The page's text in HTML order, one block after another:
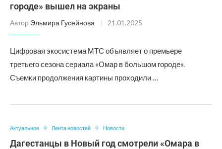
городе» вышел на экраны
Автор Эльмира Гусейнова 21.01.2025
Цифровая экосистема МТС объявляет о премьере
третьего сезона сериала «Омар в большом городе».
Съемки продолжения картины проходили …
Актуальное Лента новостей Новости
Дагестанцы в Новый год смотрели «Омара в